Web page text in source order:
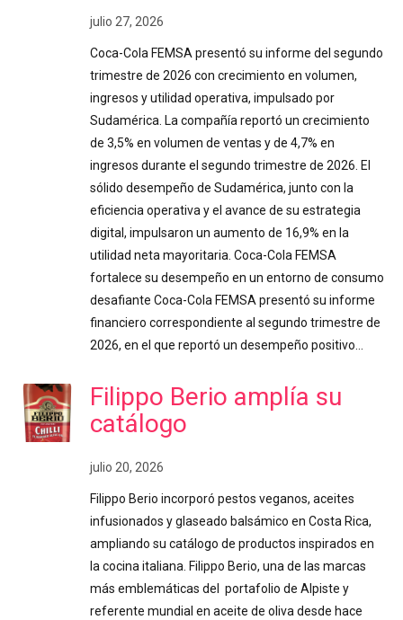
julio 27, 2026
Coca-Cola FEMSA presentó su informe del segundo
trimestre de 2026 con crecimiento en volumen,
ingresos y utilidad operativa, impulsado por
Sudamérica. La compañía reportó un crecimiento
de 3,5% en volumen de ventas y de 4,7% en
ingresos durante el segundo trimestre de 2026. El
sólido desempeño de Sudamérica, junto con la
eficiencia operativa y el avance de su estrategia
digital, impulsaron un aumento de 16,9% en la
utilidad neta mayoritaria. Coca-Cola FEMSA
fortalece su desempeño en un entorno de consumo
desafiante Coca-Cola FEMSA presentó su informe
financiero correspondiente al segundo trimestre de
2026, en el que reportó un desempeño positivo…
Filippo Berio amplía su
catálogo
julio 20, 2026
Filippo Berio incorporó pestos veganos, aceites
infusionados y glaseado balsámico en Costa Rica,
ampliando su catálogo de productos inspirados en
la cocina italiana. Filippo Berio, una de las marcas
más emblemáticas del portafolio de Alpiste y
referente mundial en aceite de oliva desde hace